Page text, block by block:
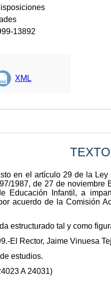
13892
XML
en el artículo 29 de la
1987, de 27 de noviembre
Educación Infantil, a
acuerdo de la Comisión
estructurado tal y como
El Rector, Jaime Vinuesa
estudios.
A 24031)